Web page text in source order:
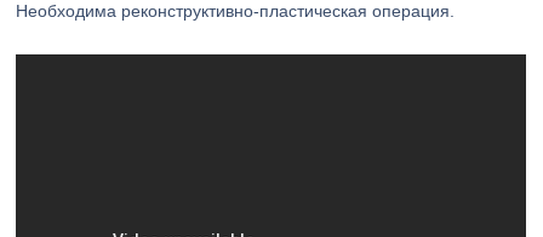
Необходима реконструктивно-пластическая операция.